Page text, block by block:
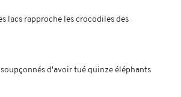
lacs rapproche les crocodiles des
soupçonnés d'avoir tué quinze éléphants